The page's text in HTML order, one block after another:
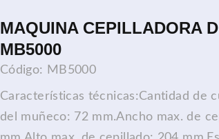
MAQUINA CEPILLADORA
MB5000
Código: MB5000
​Características técnicas​:Cantidad de
del muñeco: 72 mm.Ancho max. de